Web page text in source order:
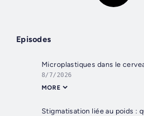
Episodes
8/7/2026
MORE